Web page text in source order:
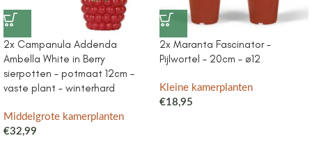
2x Campanula Addenda
Ambella White in Berry
sierpotten – potmaat 12cm –
vaste plant – winterhard
Middelgrote kamerplanten
€32,99
2x Maranta Fascinator –
Pijlwortel – 20cm – ø12
Kleine kamerplanten
€18,95